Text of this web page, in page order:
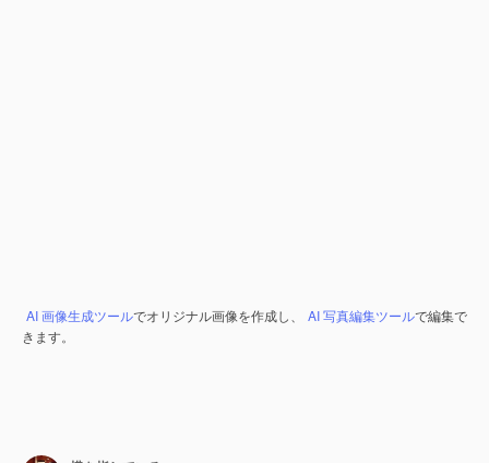
AI 画像生成ツールでオリジナル画像を作成し、 AI 写真編集ツールで編集で
きます。